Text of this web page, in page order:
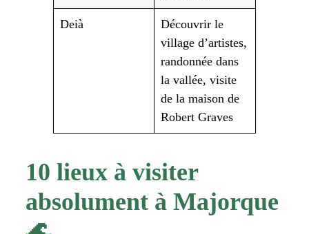
Deià
Découvrir le
village d’artistes,
randonnée dans
la vallée, visite
de la maison de
Robert Graves
10 lieux à visiter
absolument à Majorque